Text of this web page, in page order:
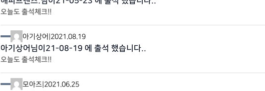
오늘도 출석체크!!
아기상어 |2021.08.19
아기상어님이21-08-19 에 출석 했습니다..
오늘도 출석체크!!
모아즈|2021.06.25